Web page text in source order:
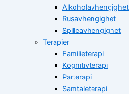
Alkoholavhengighet
Rusavhengighet
Spilleavhengighet
Terapier
Familieterapi
Kognitivterapi
Parterapi
Samtaleterapi